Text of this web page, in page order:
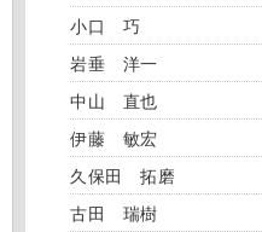
小口 巧
岩垂 洋一
中山 直也
伊藤 敏宏
久保田 拓磨
古田 瑞樹